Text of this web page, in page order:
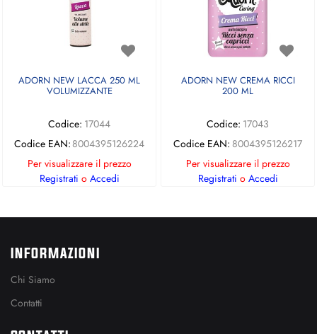
ADORN NEW LACCA 250 ML
VOLUMIZZANTE
Codice: 17044
Codice EAN: 8004395126224
Per visualizzare il prezzo
Registrati o Accedi
ADORN NEW CREMA RICCI
200 ML
Codice: 17043
Codice EAN: 8004395126217
Per visualizzare il prezzo
Registrati o Accedi
INFORMAZIONI
Chi Siamo
Contatti